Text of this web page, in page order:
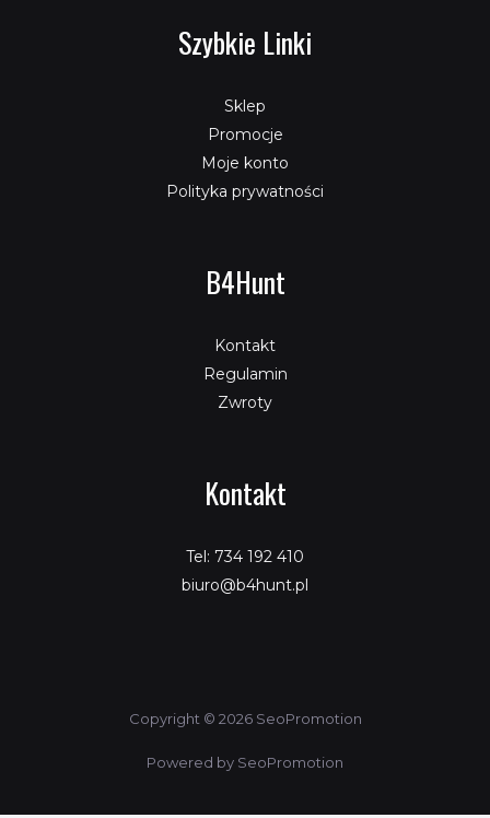
Szybkie Linki
Sklep
Promocje
Moje konto
Polityka prywatności
B4Hunt
Kontakt
Regulamin
Zwroty
Kontakt
Tel: 734 192 410
biuro@b4hunt.pl
Copyright © 2026 SeoPromotion
Powered by SeoPromotion